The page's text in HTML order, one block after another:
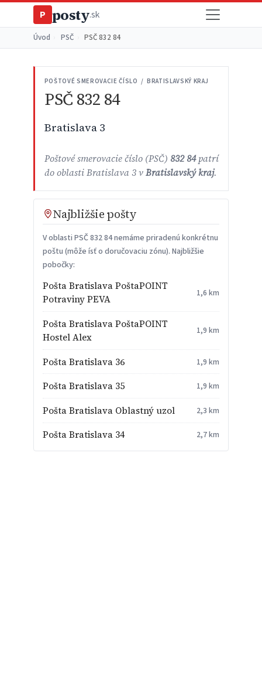
P posty.sk
Úvod PSČ PSČ 832 84
POŠTOVÉ SMEROVACIE ČÍSLO / BRATISLAVSKÝ KRAJ
PSČ 832 84
Bratislava 3
Poštové smerovacie číslo (PSČ) 832 84patrí
do oblasti Bratislava 3 vBratislavský kraj.
Najbližšie pošty
V oblasti PSČ 832 84 nemáme priradenú konkrétnu
poštu (môže ísť o doručovaciu zónu). Najbližšie
pobočky:
Pošta Bratislava PoštaPOINT
Potraviny PEVA
1,6 km
Pošta Bratislava PoštaPOINT
Hostel Alex
1,9 km
Pošta Bratislava 36 1,9 km
Pošta Bratislava 35 1,9 km
Pošta Bratislava Oblastný uzol 2,3 km
Pošta Bratislava 34 2,7 km